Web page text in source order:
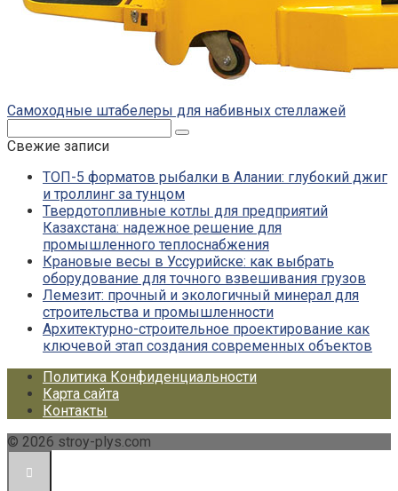
Самоходные штабелеры для набивных стеллажей
Свежие записи
ТОП-5 форматов рыбалки в Алании: глубокий джиг
и троллинг за тунцом
Твердотопливные котлы для предприятий
Казахстана: надежное решение для
промышленного теплоснабжения
Крановые весы в Уссурийске: как выбрать
оборудование для точного взвешивания грузов
Лемезит: прочный и экологичный минерал для
строительства и промышленности
Архитектурно-строительное проектирование как
ключевой этап создания современных объектов
Политика Конфиденциальности
Карта сайта
Контакты
© 2026 stroy-plys.com